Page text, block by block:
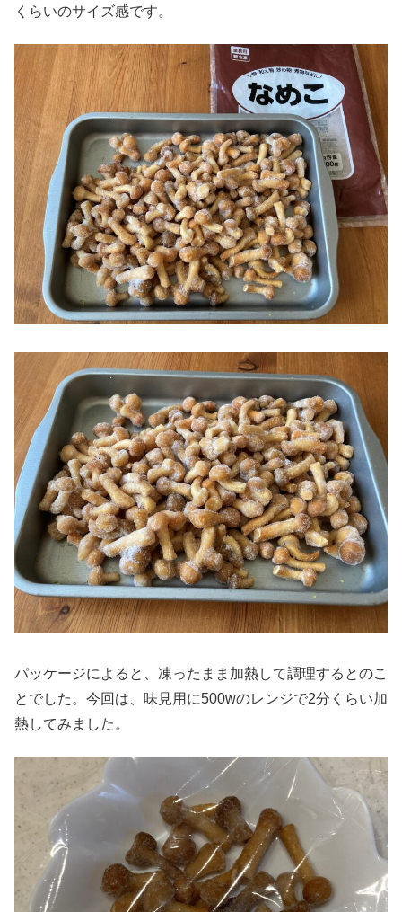
くらいのサイズ感です。
パッケージによると、凍ったまま加熱して調理するとのこ
とでした。今回は、味見用に500wのレンジで2分くらい加
熱してみました。